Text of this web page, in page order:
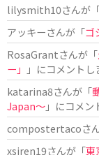
lilysmith10さんが
アッキーさんが「ゴ
RosaGrantさんが「
ー」
」にコメントし
katarina8さんが「
Japan〜」にコメン
compostertacoさ
xsiren19さんが「東